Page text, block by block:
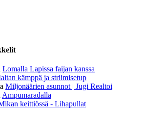
Lomalla Lapissa faijan kanssa
kämppä ja striimisetup
Miljonäärien asunnot | Jugi Realtoi
Ampumaradalla
keittiössä - Lihapullat